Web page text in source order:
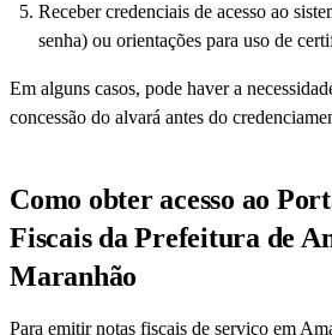
Receber credenciais de acesso ao
senha) ou orientações para uso de
Em alguns casos, pode haver a
concessão do alvará antes do
Como obter acesso ao
Fiscais da Prefeitura de
Maranhão
Para emitir notas fiscais de serviço em